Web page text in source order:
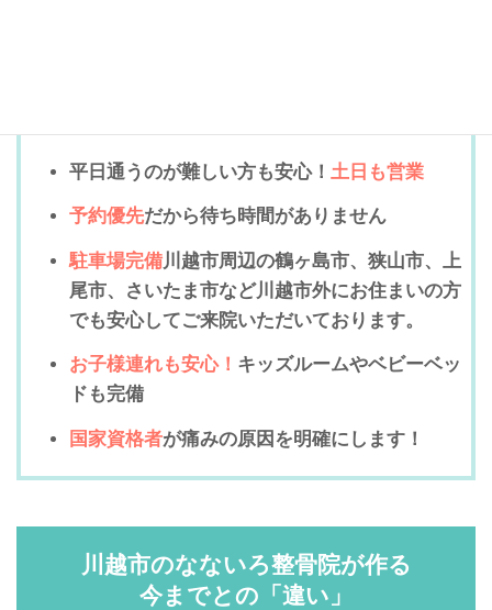
平日通うのが難しい方も安心！ 土日も営業
予約優先だから待ち時間がありません
駐車場完備川越市周辺の鶴ヶ島市、狭山市、上
尾市、さいたま市など川越市外にお住まいの方
でも安心してご来院いただいております。
お子様連れも安心！ キッズルームやベビーベッ
ドも完備
国家資格者が痛みの原因を明確にします！
川越市のなないろ整骨院が作る
今までとの「違い」